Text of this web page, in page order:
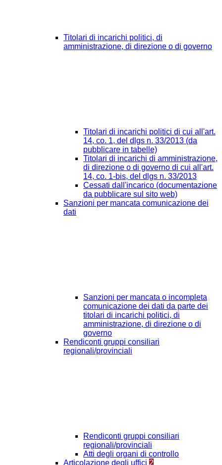
Titolari di incarichi politici, di
amministrazione, di direzione o di governo
Titolari di incarichi politici di cui all'art.
14, co. 1, del dlgs n. 33/2013 (da
pubblicare in tabelle)
Titolari di incarichi di amministrazione,
di direzione o di governo di cui all'art.
14, co. 1-bis, del dlgs n. 33/2013
Cessati dall'incarico (documentazione
da pubblicare sul sito web)
Sanzioni per mancata comunicazione dei
dati
Sanzioni per mancata o incompleta
comunicazione dei dati da parte dei
titolari di incarichi politici, di
amministrazione, di direzione o di
governo
Rendiconti gruppi consiliari
regionali/provinciali
Rendiconti gruppi consiliari
regionali/provinciali
Atti degli organi di controllo
Articolazione degli uffici 2